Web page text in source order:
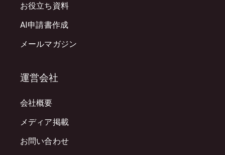
お役立ち資料
AI申請書作成
メールマガジン
運営会社
会社概要
メディア掲載
お問い合わせ